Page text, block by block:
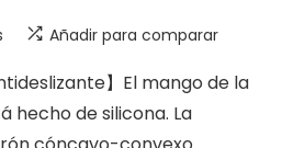
Añadir para comparar
】El mango de la
hecho de silicona. La